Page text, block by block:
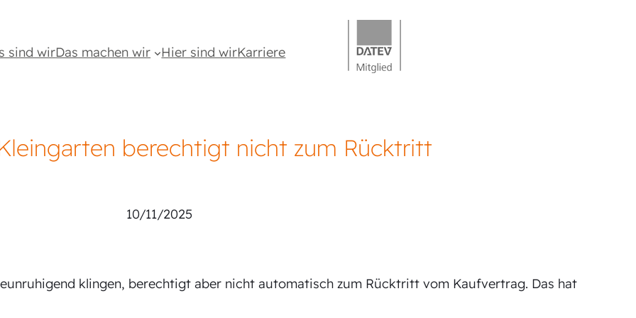
sind wirDas machen wir Hier sind wirKarriere
berechtigt nicht zum Rücktritt
10/11/2025
klingen, berechtigt aber nicht automatisch zum Rücktritt vom Kaufvertrag. Das hat